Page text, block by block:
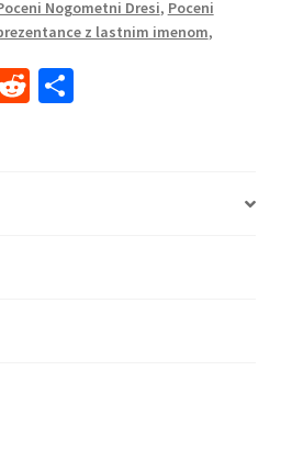
Nogometni Dresi, Poceni
z lastnim imenom,
R S